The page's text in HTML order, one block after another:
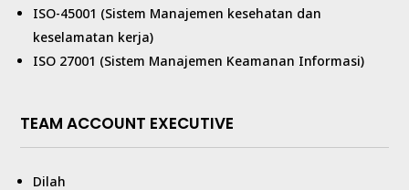
ISO-45001 (Sistem Manajemen kesehatan dan
keselamatan kerja)
ISO 27001 (Sistem Manajemen Keamanan Informasi)
TEAM ACCOUNT EXECUTIVE
Dilah